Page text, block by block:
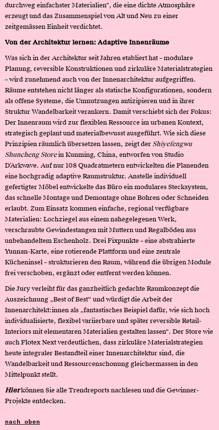
durchweg einfachster Materialien“, die eine dichte Atmosphäre
erzeugt und das Zusammenspiel von Alt und Neu zu einer
zeitgemässen Einheit verdichtet.
Von der Architektur lernen: Adaptive Innenräume
Was sich in der Architektur seit Jahren etabliert hat – modulare
Planung, reversible Konstruktionen und zirkuläre Materialstrategien
– wird zunehmend auch von der Innenarchitektur aufgegriffen.
Räume entstehen nicht länger als statische Konfigurationen, sondern
als offene Systeme, die Umnutzungen antizipieren und in ihrer
Struktur Wandelbarkeit verankern. Damit verschiebt sich der Fokus:
Der Innenraum wird zur flexiblen Ressource im urbanen Kontext,
strategisch geplant und materialbewusst ausgeführt. Wie sich diese
Prinzipien räumlich übersetzen lassen, zeigt der Shiyefengwu
Shuncheng Storein Kunming, China, entworfen von Studio
D’Arkwave. Auf nur 108 Quadratmetern entwickelten die Planenden
eine hochgradig adaptive Raumstruktur. Anstelle individuell
gefertigter Möbel entwickelte das Büro ein modulares Stecksystem,
das schnelle Montage und Demontage ohne Bohren oder Schneiden
erlaubt. Zum Einsatz kommen einfache, regional verfügbare
Materialien: Lochziegel aus einem nahegelegenen Werk,
verschraubte Gewindestangen mit Muttern und Regalböden aus
unbehandeltem Eschenholz. Drei Fixpunkte – eine abstrahierte
Yunnan-Karte, eine rotierende Plattform und eine zentrale
Kücheninsel – strukturieren den Raum, während die übrigen Module
frei verschoben, ergänzt oder entfernt werden können.
Die Jury verleiht für das ganzheitlich gedachte Raumkonzept die
Auszeichnung „Best of Best“ und würdigt die Arbeit der
Innenarchitekt:innen als „fantastisches Beispiel dafür, wie sich hoch
individualisierte, flexibel variierbare und später reversible Retail-
Interiors mit elementaren Materialien gestalten lassen“. Der Store wie
auch Flotex Next verdeutlichen, dass zirkuläre Materialstrategien
heute integraler Bestandteil einer Innenarchitektur sind, die
Wandelbarkeit und Ressourcenschonung gleichermassen in den
Mittelpunkt stellt.
Hierkönnen Sie alle Trendreports nachlesen und die Gewinner-
Projekte entdecken.
nach oben